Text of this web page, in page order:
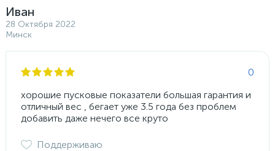
Иван
28 Октября 2022
Минск
0
хорошие пусковые показатели большая гарантия и
отличный вес , бегает уже 3.5 года без проблем
добавить даже нечего все круто
Поддерживаю